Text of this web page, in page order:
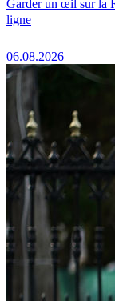
Garder un œil sur la
ligne
06.08.2026